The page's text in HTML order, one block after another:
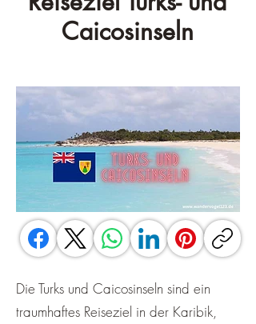
Caicosinseln
Die Turks und Caicosinseln sind ein
traumhaftes Reiseziel in der Karibik,